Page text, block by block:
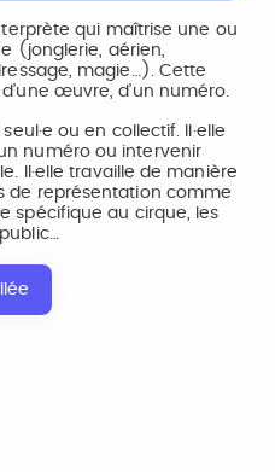
qui maîtrise une ou
(jonglerie, aérien,
magie…). Cette
œuvre, d’un numéro.
ou en collectif. Il·elle
numéro ou intervenir
Il·elle travaille de manière
de représentation comme
spécifique au cirque, les